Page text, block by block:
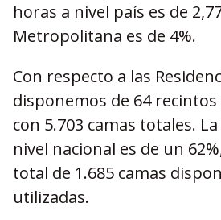
horas a nivel país es de
Metropolitana es de 4%.
Con respecto a las
disponemos de 64
con 5.703 camas totales.
nivel nacional es de un
total de 1.685 camas
utilizadas.